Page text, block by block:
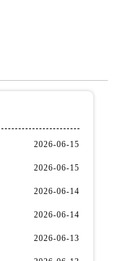
2026-06-15
2026-06-15
2026-06-14
2026-06-14
2026-06-13